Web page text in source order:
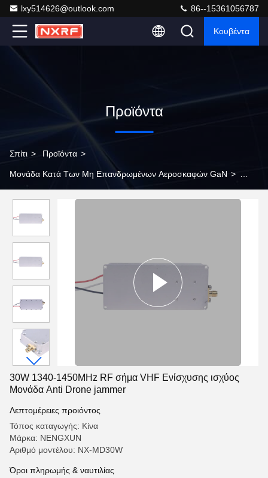
lxy514626@outlook.com 86--15361056787
Κουβέντα
Προϊόντα
Σπίτι > Προϊόντα >
Μονάδα Κατά Των Μη Επανδρωμένων Αεροσκαφών GaN >
Anti Drone jammer
30W 1340-1450MHz RF σήμα VHF Ενίσχυσης ισχύος
Μονάδα Anti Drone jammer
Λεπτομέρειες προιόντος
Τόπος καταγωγής: Κίνα
Μάρκα: NENGXUN
Αριθμό μοντέλου: NX-MD30W
Όροι πληρωμής & ναυτιλίας